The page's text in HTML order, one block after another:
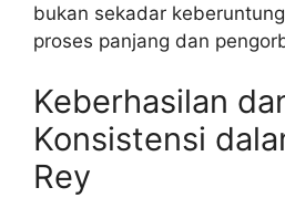
bukan sekadar
proses panjang dan
Keberhasilan
Konsistensi
Rey